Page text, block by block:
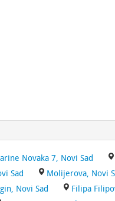
Novaka 7, Novi Sad
Sad Molijerova, Novi
Novi Sad
Filipa